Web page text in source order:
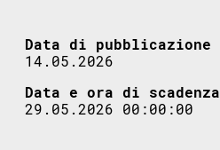
Data di pubblicazione
14.05.2026
Data e ora di scadenza
29.05.2026 00:00:00